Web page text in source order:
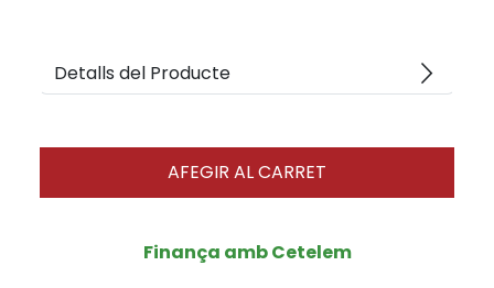
Detalls del Producte arrow_forward_ios
AFEGIR AL CARRET
Finança amb Cetelem